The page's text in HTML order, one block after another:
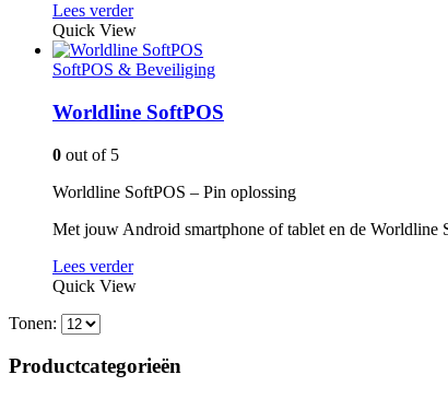
Lees verder
Quick View
SoftPOS & Beveiliging
Worldline SoftPOS
0 out of 5
Worldline SoftPOS – Pin oplossing
Met jouw Android smartphone of tablet en de Worldline
Lees verder
Quick View
Tonen:
Productcategorieën